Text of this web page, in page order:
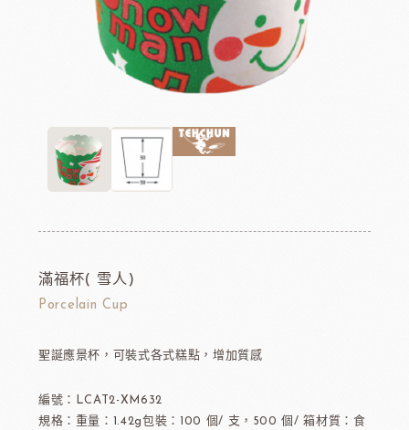
滿福杯( 雪人)
Porcelain Cup
聖誕應景杯，可裝式各式糕點，增加質感
編號：LCAT2-XM632
規格：重量：1.42g包裝：100 個/ 支，500 個/ 箱材質：食